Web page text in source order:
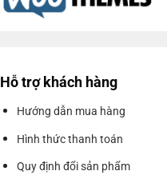
Hỗ trợ khách hàng
Hướng dẫn mua hàng
Hình thức thanh toán
Quy định đổi sản phẩm